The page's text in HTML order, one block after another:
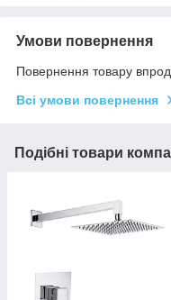
Умови повернення
Повернення товару
Всі умови повернення
Подібні товари